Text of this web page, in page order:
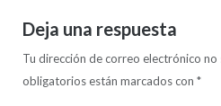
Deja una respuesta
Tu dirección de correo electrónico no
obligatorios están marcados con *